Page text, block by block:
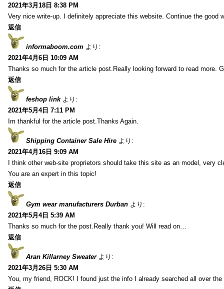
2021年3月18日 8:38 PM
Very nice write-up. I definitely appreciate this website. Continue the good
返信
informaboom.com より:
2021年4月6日 10:09 AM
Thanks so much for the article post.Really looking forward to read more.
返信
feshop link より:
2021年5月4日 7:11 PM
Im thankful for the article post.Thanks Again.
Shipping Container Sale Hire より:
2021年4月16日 9:09 AM
I think other web-site proprietors should take this site as an model, very
You are an expert in this topic!
返信
Gym wear manufacturers Durban より:
2021年5月4日 5:39 AM
Thanks so much for the post.Really thank you! Will read on…
返信
Aran Killarney Sweater より:
2021年3月26日 5:30 AM
You, my friend, ROCK! I found just the info I already searched all over